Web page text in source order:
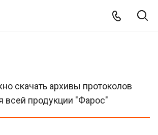
скачать архивы протоколов
всей продукции "Фарос"